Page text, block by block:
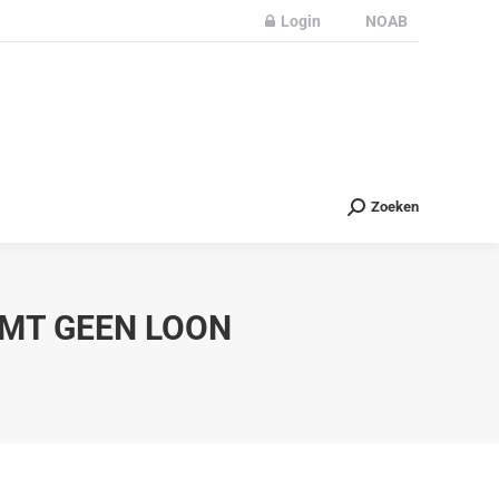
Login NOAB
Zoeken
GEEN LOON
Partners Nieuws Contact Zoeken